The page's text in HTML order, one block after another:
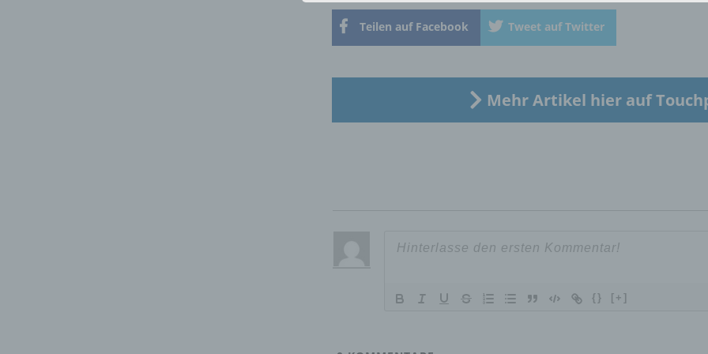
Teilen auf Facebook Tweet auf Twitter
Mehr Artikel hier auf
{} [+]
„betroffene Person") beziehen. Als identifizierbar wird eine
Person angesehen, die direkt oder indirekt, insbesondere mittels
Zuordnung zu einer Kennung wie einem Namen, zu einer
einem oder mehreren besonderen Merkmalen, die Ausdruck
physischen, physiologischen, genetischen, psychischen,
wirtschaftlichen, kulturellen oder sozialen Identität dieser
Verarbeitung Verantwortlichen verarbeitet werden.
c) Verarbeitung